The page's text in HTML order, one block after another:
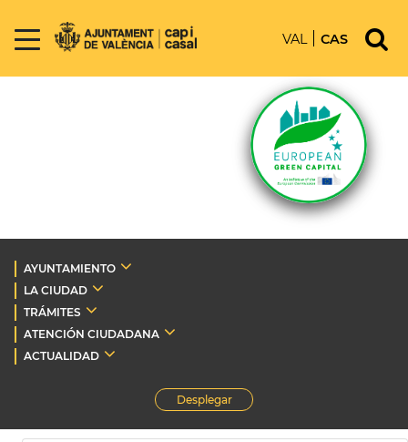
VAL CAS
AYUNTAMIENTO
LA CIUDAD
TRÁMITES
ATENCIÓN CIUDADANA
ACTUALIDAD
Desplegar